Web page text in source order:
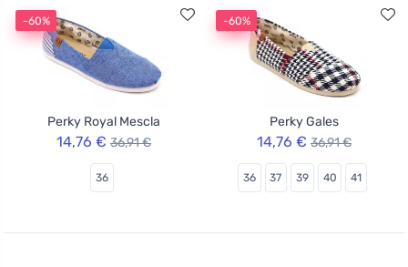
-60%
Perky Royal Mescla
14,76 € 36,91 €
36
-60%
Perky Gales
14,76 € 36,91 €
36 37 39 40 41